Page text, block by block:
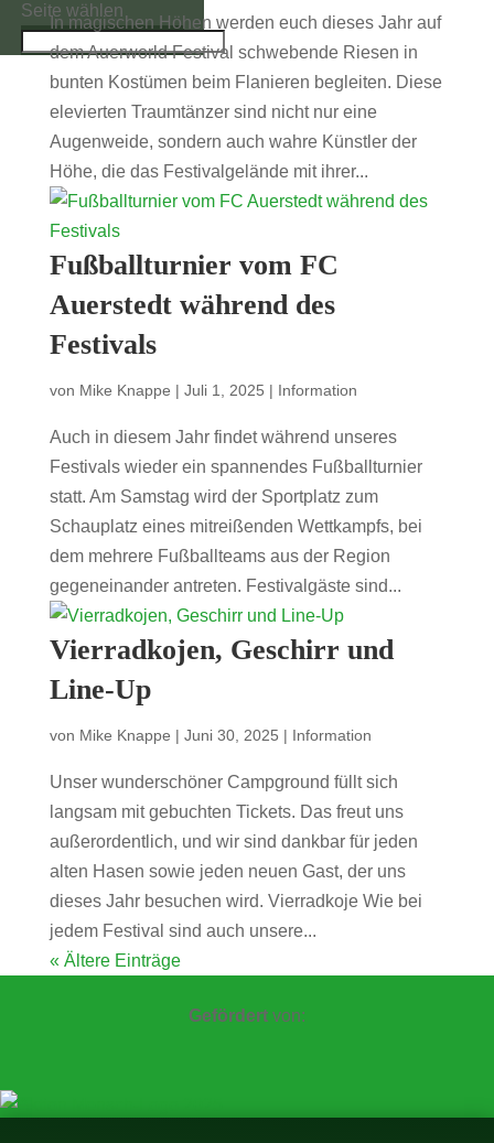
Seite wählen
In magischen Höhen werden euch dieses Jahr auf
dem Auerworld Festival schwebende Riesen in
bunten Kostümen beim Flanieren begleiten. Diese
elevierten Traumtänzer sind nicht nur eine
Augenweide, sondern auch wahre Künstler der
Höhe, die das Festivalgelände mit ihrer...
Fußballturnier vom FC
Auerstedt während des
Festivals
von Mike Knappe | Juli 1, 2025 | Information
Auch in diesem Jahr findet während unseres
Festivals wieder ein spannendes Fußballturnier
statt. Am Samstag wird der Sportplatz zum
Schauplatz eines mitreißenden Wettkampfs, bei
dem mehrere Fußballteams aus der Region
gegeneinander antreten. Festivalgäste sind...
Vierradkojen, Geschirr und
Line-Up
von Mike Knappe | Juni 30, 2025 | Information
Unser wunderschöner Campground füllt sich
langsam mit gebuchten Tickets. Das freut uns
außerordentlich, und wir sind dankbar für jeden
alten Hasen sowie jeden neuen Gast, der uns
dieses Jahr besuchen wird. Vierradkoje Wie bei
jedem Festival sind auch unsere...
« Ältere Einträge
Gefördert von: